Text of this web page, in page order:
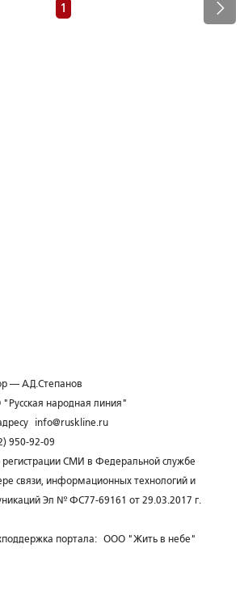
1
— А.Д.Степанов
народная линия"
info@ruskline.ru
950-92-09
регистрации СМИ в Федеральной службе
связи, информационных технологий и
Эл № ФС77-69161 от 29.03.2017 г.
портала: ООО "Жить в небе"